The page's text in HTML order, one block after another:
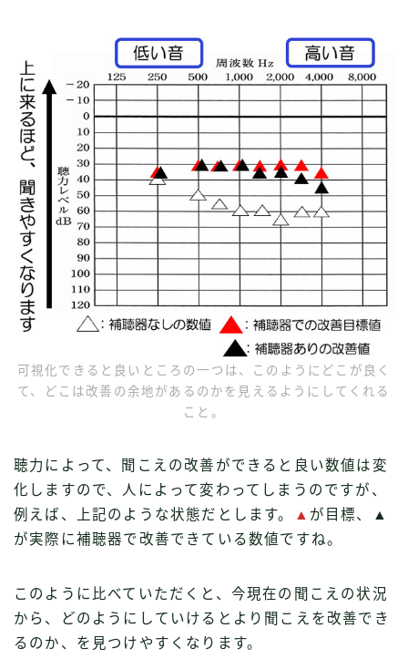
可視化できると良いところの一つは、このようにどこが良く
て、どこは改善の余地があるのかを見えるようにしてくれる
こと。
聴力によって、聞こえの改善ができると良い数値は変
化しますので、人によって変わってしまうのですが、
例えば、上記のような状態だとします。
▲ が目標、▲
が実際に補聴器で改善できている数値ですね。
このように比べていただくと、今現在の聞こえの状況
から、どのようにしていけるとより聞こえを改善でき
るのか、を見つけやすくなります。